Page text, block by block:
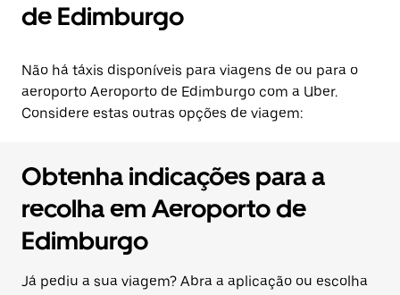
de Edimburgo
Não há táxis disponíveis para viagens de ou para o
aeroporto Aeroporto de Edimburgo com a Uber.
Considere estas outras opções de viagem:
Obtenha indicações para a
recolha em Aeroporto de
Edimburgo
Já pediu a sua viagem? Abra a aplicação ou escolha